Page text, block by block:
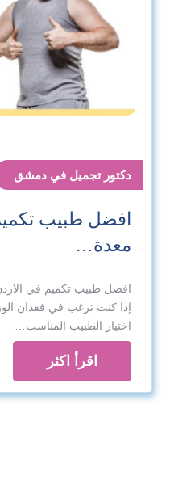
دكتور تجميل في دمشق
افضل طبيب
معدة…
افضل طبيب تكميم في
إذا كنت ترغب في فقدان
اختيار الطبيب المناسب…
اقرأ اكثر